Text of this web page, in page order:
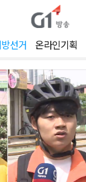
선거 온라인기획